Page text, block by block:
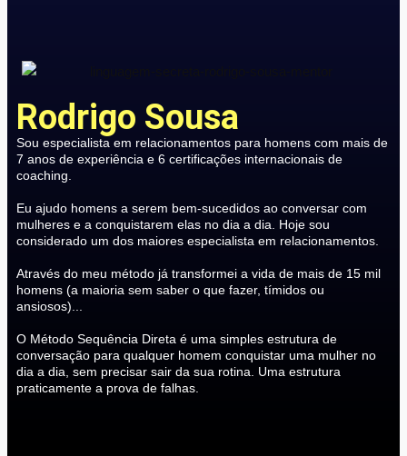
Rodrigo Sousa
Sou especialista em relacionamentos para homens com mais de
7 anos de experiência e 6 certificações internacionais de
coaching.
Eu ajudo homens a serem bem-sucedidos ao conversar com
mulheres e a conquistarem elas no dia a dia. Hoje sou
considerado um dos maiores especialista em relacionamentos.
Através do meu método já transformei a vida de mais de 15 mil
homens (a maioria sem saber o que fazer, tímidos ou
ansiosos)...
O Método Sequência Direta é uma simples estrutura de
conversação para qualquer homem conquistar uma mulher no
dia a dia, sem precisar sair da sua rotina. Uma estrutura
praticamente a prova de falhas.